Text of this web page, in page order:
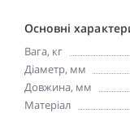
Основні
Вага, кг
Діаметр, мм
Довжина, мм
Матеріал